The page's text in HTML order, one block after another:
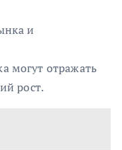
и
могут отражать
рост.